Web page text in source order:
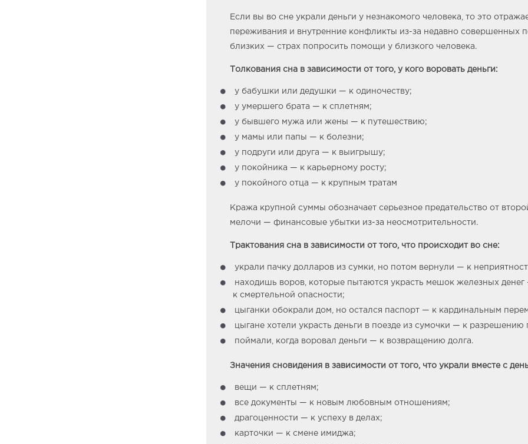
Если вы во сне украли деньги у незнакомого человека, то это
переживания и внутренние конфликты из-за недавно совершенных
близких — страх попросить помощи у близкого человека.
Толкования сна в зависимости от того, у кого воровать деньги:
у бабушки или дедушки — к одиночеству;
у умершего брата — к сплетням;
у бывшего мужа или жены — к путешествию;
у мамы или папы — к болезни;
у подруги или друга — к выигрышу;
у покойника — к карьерному росту;
у покойного отца — к крупным тратам
Кража крупной суммы обозначает серьезное предательство от
мелочи — финансовые убытки из-за неосмотрительности.
Трактования сна в зависимости от того, что происходит во сне:
украли пачку долларов из сумки, но потом вернули — к
находишь воров, которые пытаются украсть мешок железных денег
к смертельной опасности;
цыганки обокрали дом, но остался паспорт — к кардинальным
цыгане хотели украсть деньги в поезде из сумочки — к
поймали, когда воровал деньги — к возвращению долга.
Значения сновидения в зависимости от того, что украли вместе с
вещи — к сплетням;
все документы — к новым любовным отношениям;
драгоценности — к успеху в делах;
карточки — к смене имиджа;